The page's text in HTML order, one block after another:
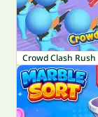
Crowd Clash Rush